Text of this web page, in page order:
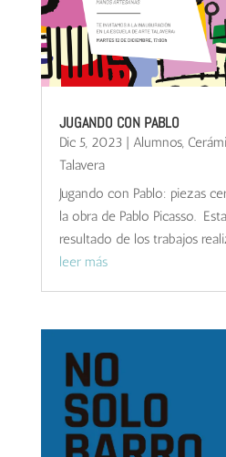
JUGANDO CON PABLO
Dic 5, 2023 | Alumnos,
Talavera
Jugando con Pablo: piezas
la obra de Pablo Picasso.
resultado de los trabajos
leer más